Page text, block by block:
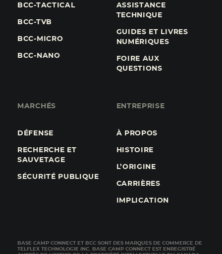
BCC-TACTICAL
BCC-TVB
BCC-MICRO
BCC-NANO
ASSISTANCE
TECHNIQUE
GUIDES ET LIVRES
NUMÉRIQUES
FOIRE AUX
QUESTIONS
MARCHÉS
DÉFENSE
RECHERCHE ET
SAUVETAGE
SÉCURITÉ PUBLIQUE
ENTREPRISE
À PROPOS
HISTOIRE
L’ORIGINE
CARRIÈRES
IMPLICATION
BASE CAMP CONNECT ET BCC SONT DES MARQUES DE COMMERCE DE
TELFLEX TECHNOLOGIE INC. BASE CAMP CONNECT EST ENREGISTRÉ